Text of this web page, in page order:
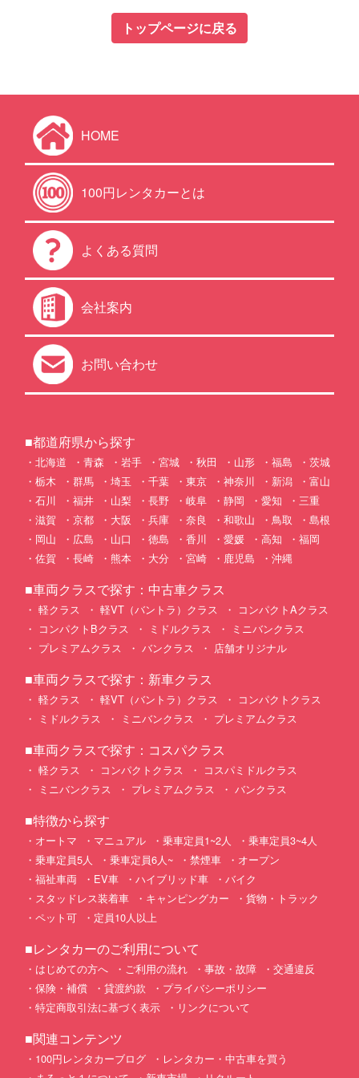
トップページに戻る
HOME
100円レンタカーとは
よくある質問
会社案内
お問い合わせ
■都道府県から探す
北海道 青森 岩手 宮城 秋田 山形 福島
茨城
栃木
群馬 埼玉 千葉 東京 神奈川 新潟
富山
石川
福井 山梨 長野 岐阜 静岡 愛知
三重
滋賀
京都 大阪 兵庫 奈良 和歌山 鳥取
島根
岡山
広島 山口 徳島 香川 愛媛 高知
福岡
佐賀
長崎 熊本 大分 宮崎 鹿児島 沖縄
■車両クラスで探す：中古車クラス
軽クラス 軽VT（バントラ）クラス
コンパクトAクラス
コンパクトBクラス
ミドルクラス
ミニバンクラス
プレミアムクラス
バンクラス 店舗オリジナル
■車両クラスで探す：新車クラス
軽クラス 軽VT（バントラ）クラス
コンパクトクラス
ミドルクラス
ミニバンクラス プレミアムクラス
■車両クラスで探す：コスパクラス
軽クラス コンパクトクラス
コスパミドルクラス
ミニバンクラス
プレミアムクラス バンクラス
■特徴から探す
オートマ マニュアル 乗車定員1~2人
乗車定員3~4人
乗車定員5人
乗車定員6人~ 禁煙車
オープン
福祉車両
EV車 ハイブリッド車
バイク
スタッドレス装着車
キャンピングカー
貨物・トラック
ペット可
定員10人以上
■レンタカーのご利用について
はじめての方へ ご利用の流れ 事故・故障
交通違反
保険・補償
貸渡約款
プライバシーポリシー
特定商取引法に基づく表示
リンクについて
■関連コンテンツ
100円レンタカーブログ
レンタカー・中古車を買う